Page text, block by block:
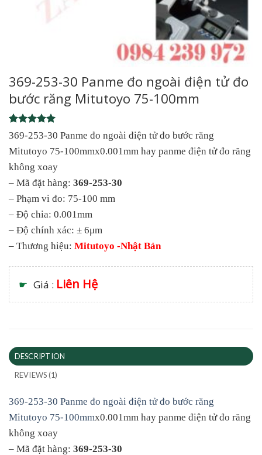
369-253-30 Panme đo ngoài điện tử đo
bước răng Mitutoyo 75-100mm
Rated5
out of 5
based on
1
rating
369-253-30 Panme đo ngoài điện tử đo bước răng
Mitutoyo 75-100mmx0.001mm hay panme điện tử đo răng
không xoay
– Mã đặt hàng: 369-253-30
– Phạm vi đo: 75-100 mm
– Độ chia: 0.001mm
– Độ chính xác: ± 6μm
– Thương hiệu: Mitutoyo -Nhật Bản
☛ Giá : Liên Hệ
DESCRIPTION
REVIEWS (1)
369-253-30 Panme đo ngoài điện tử đo bước răng
Mitutoyo 75-100mmx0.001mm hay panme điện tử đo răng
không xoay
– Mã đặt hàng: 369-253-30